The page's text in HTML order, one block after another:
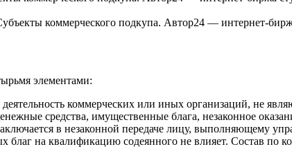
коммерческого подкупа. Автор24 — интернет-
элементами:
деятельность коммерческих или иных организаций, не
средства, имущественные блага, незаконное
в незаконной передаче лицу, выполняющему
на квалификацию содеянного не влияет. Состав по